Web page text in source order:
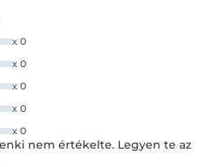
x 0
x 0
x 0
x 0
x 0
nem értékelte. Legyen te az